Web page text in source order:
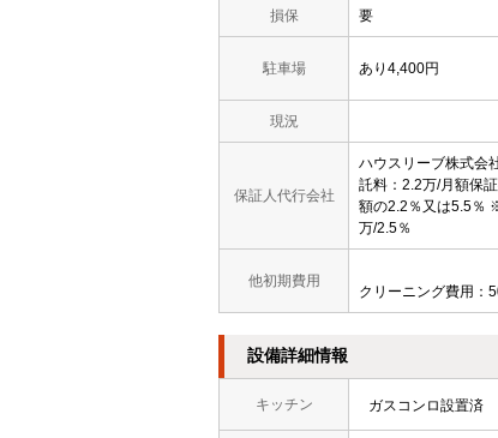
損保 要
駐車場 あり4,400円
現況
保証人代行会社
ハウスリーブ株式会
託料：2.2万/月額保
額の2.2％又は5.5％
万/2.5％
他初期費用
クリーニング費用：
設備詳細情報
キッチン ガスコンロ設置済